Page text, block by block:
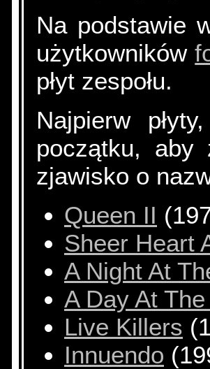
Na podstawie
użytkowników
płyt zespołu.
Najpierw
początku, aby
zjawisko o
Queen II
Sheer Heart
A Night At
A Day At
Live Killers
Innuendo